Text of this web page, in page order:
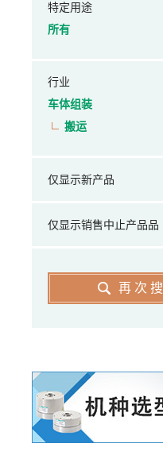
特定用途
所有
行业
车体组装
搬运
仅显示新产品
仅显示销售中止产品品
再次